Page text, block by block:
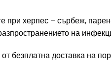
херпес – сърбеж,
на
безплатна доставка на